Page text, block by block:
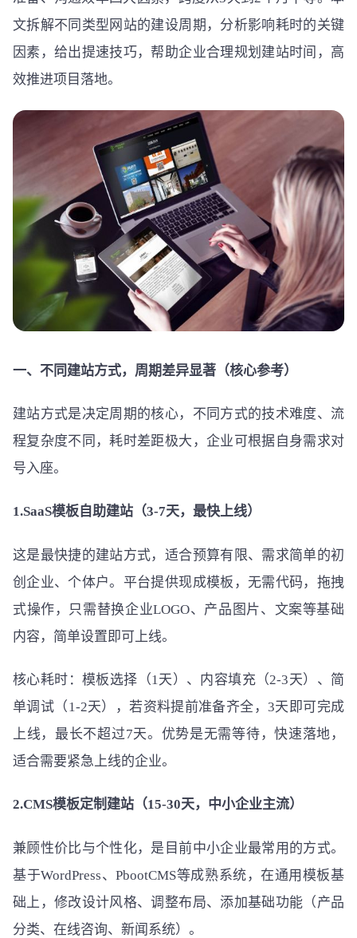
文拆解不同类型网站的建设周期，分析影响耗时的关键
因素，给出提速技巧，帮助企业合理规划建站时间，高
效推进项目落地。
一、不同建站方式，周期差异显著（核心参考）
建站方式是决定周期的核心，不同方式的技术难度、流
程复杂度不同，耗时差距极大，企业可根据自身需求对
号入座。
1.SaaS模板自助建站（3-7天，最快上线）
这是最快捷的建站方式，适合预算有限、需求简单的初
创企业、个体户。平台提供现成模板，无需代码，拖拽
式操作，只需替换企业LOGO、产品图片、文案等基础
内容，简单设置即可上线。
核心耗时：模板选择（1天）、内容填充（2-3天）、简
单调试（1-2天），若资料提前准备齐全，3天即可完成
上线，最长不超过7天。优势是无需等待，快速落地，
适合需要紧急上线的企业。
2.CMS模板定制建站（15-30天，中小企业主流）
兼顾性价比与个性化，是目前中小企业最常用的方式。
基于WordPress、PbootCMS等成熟系统，在通用模板基
础上，修改设计风格、调整布局、添加基础功能（产品
分类、在线咨询、新闻系统）。